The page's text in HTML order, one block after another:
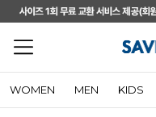
WOMEN MEN KIDS